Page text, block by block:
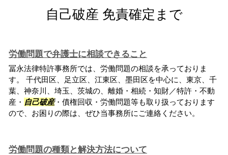
自己破産 免責確定まで
労働問題で弁護士に相談できること
冨永法律特許事務所では、労働問題の相談を承っておりま
す。 千代田区、足立区、江東区、墨田区を中心に、東京、千
葉、神奈川、埼玉、茨城の、離婚・相続・知財／特許・不動
産・ 自己破産・債権回収・労働問題等も取り扱っております
ので、お困りの際は、ぜひ当事務所にご連絡ください。
労働問題の種類と解決方法について